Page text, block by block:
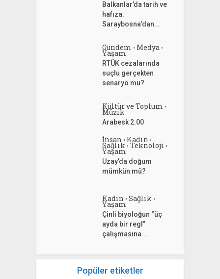
Balkanlar’da tarih ve
hafıza:
Saraybosna’dan...
Gündem • Medya •
Yaşam
RTÜK cezalarında
suçlu gerçekten
senaryo mu?
Kültür ve Toplum •
Müzik
Arabesk 2.00
İnsan • Kadın •
Sağlık • Teknoloji •
Yaşam
Uzay’da doğum
mümkün mü?
Kadın • Sağlık •
Yaşam
Çinli biyoloğun “üç
ayda bir regl”
çalışmasına...
Popüler etiketler